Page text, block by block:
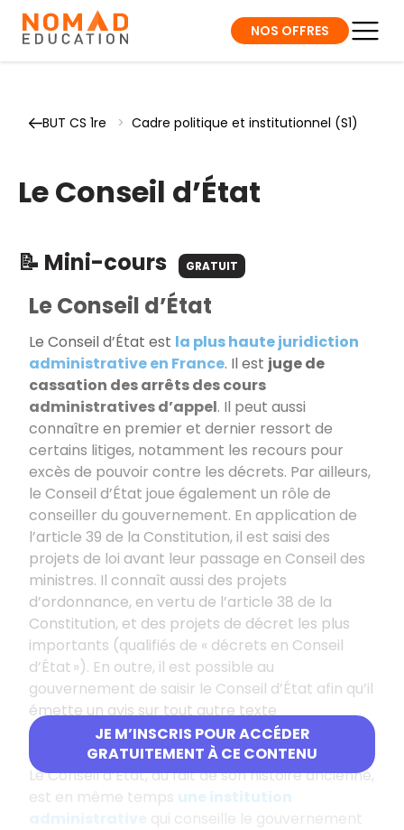
NOS OFFRES
BUT CS 1re > Cadre politique et institutionnel (S1)
Le Conseil d’État
📝 Mini-cours GRATUIT
JE M’INSCRIS POUR ACCÉDER
GRATUITEMENT À CE CONTENU
Le Conseil d’État
Le Conseil d’État est la plus haute juridiction
administrative en France. Il est juge de
cassation des arrêts des cours
administratives d’appel. Il peut aussi
connaître en premier et dernier ressort de
certains litiges, notamment les recours pour
excès de pouvoir contre les décrets. Par ailleurs,
le Conseil d’État joue également un rôle de
conseiller du gouvernement. En application de
l’article 39 de la Constitution, il est saisi des
projets de loi avant leur passage en Conseil des
ministres. Il connaît aussi des projets
d’ordonnance, en vertu de l’article 38 de la
Constitution, et des projets de décret les plus
importants (qualifiés de « décrets en Conseil
d’État »). En outre, il est possible au
gouvernement de saisir le Conseil d’État afin qu’il
émette un avis sur tout autre texte
réglementaire ou sur une question juridique
particulière.
Le Conseil d’État, du fait de son histoire ancienne,
est en même temps une institution
qui conseille le gouvernement